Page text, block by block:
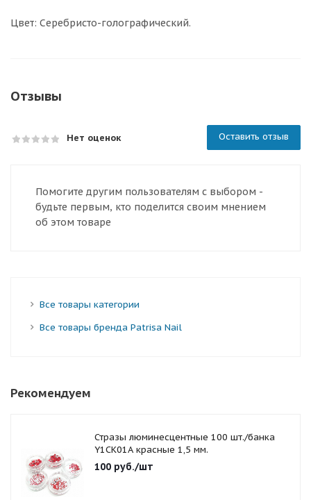
Цвет: Серебристо-голографический.
Отзывы
Нет оценок Оставить отзыв
Помогите другим пользователям с выбором -
будьте первым, кто поделится своим мнением
об этом товаре
Все товары категории
Все товары бренда Patrisa Nail
Рекомендуем
Стразы люминесцентные 100 шт./банка
Y1CK01A красные 1,5 мм.
100 руб./шт